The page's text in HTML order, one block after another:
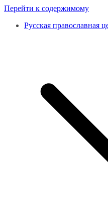
Перейти к содержимому
Русская православная